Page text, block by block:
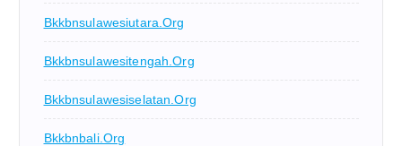
Bkkbnsulawesiutara.org
Bkkbnsulawesitengah.org
Bkkbnsulawesiselatan.org
Bkkbnbali.org